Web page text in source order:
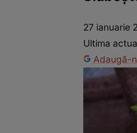
Dezvoltare personalăÎngrijire
27 ianuarie
Ultima
Adaugă-